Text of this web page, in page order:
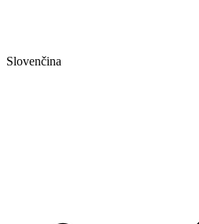
Slovenčina